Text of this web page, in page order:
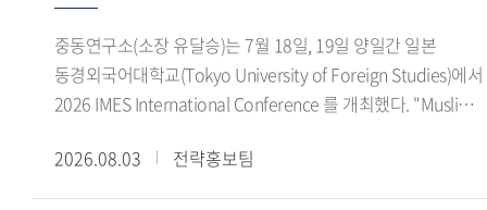
얻었다고 소개했다. 특히 1988년 노태우 대통령의 7 7 선언을
북방외교의 실질적 출발점으로 규정하고, 서울올림픽과 베이징
아시안게임을 계기로 한 스포츠 교류가 양국간 신뢰 축적에
기여했다고 강조했다. 이후 1990년 한소수교와 1991년 남북한
계기가 되었다고 주장했다.신 원장은 한국이 한반도 평화
안정을 위한 중국의 협조, 거대한 잠재시장으로서의 중국 경제,
중동연구소(소장 유달승)는 7월 18일, 19일 양일간 일본
동경외국어대학교(Tokyo University of Foreign Studies)에서
2026 IMES International Conference 를 개최했다. "Muslims
Societies"라는 주제로 열린 이번 학술대회는 동아시아의
무슬림 이주 문제를 연구하는 한국과 일본 학자들의 학술
2026.08.03 전략홍보팀